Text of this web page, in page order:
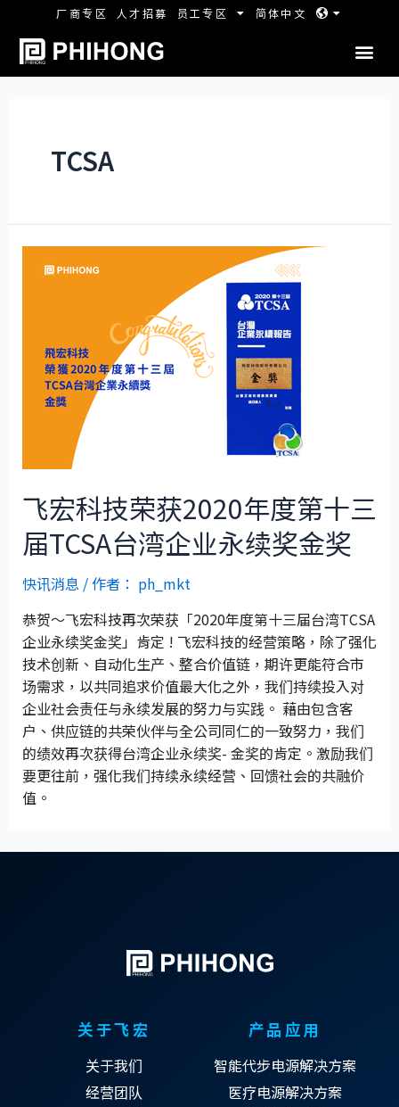
厂商专区 人才招募 员工专区 简体中文
TCSA
飞宏科技荣获2020年度第十三
届TCSA台湾企业永续奖金奖
快讯消息 / 作者： ph_mkt
恭贺～飞宏科技再次荣获「2020年度第十三届台湾TCSA
企业永续奖金奖」肯定 ! 飞宏科技的经营策略，除了强化
技术创新、自动化生产、整合价值链，期许更能符合市
场需求，以共同追求价值最大化之外，我们持续投入对
企业社会责任与永续发展的努力与实践。 藉由包含客
户、供应链的共荣伙伴与全公司同仁的一致努力，我们
的绩效再次获得台湾企业永续奖- 金奖的肯定。激励我们
要更往前，强化我们持续永续经营、回馈社会的共融价
值。
关于飞宏
关于我们
经营团队
产品应用
智能代步电源解决方案
医疗电源解决方案